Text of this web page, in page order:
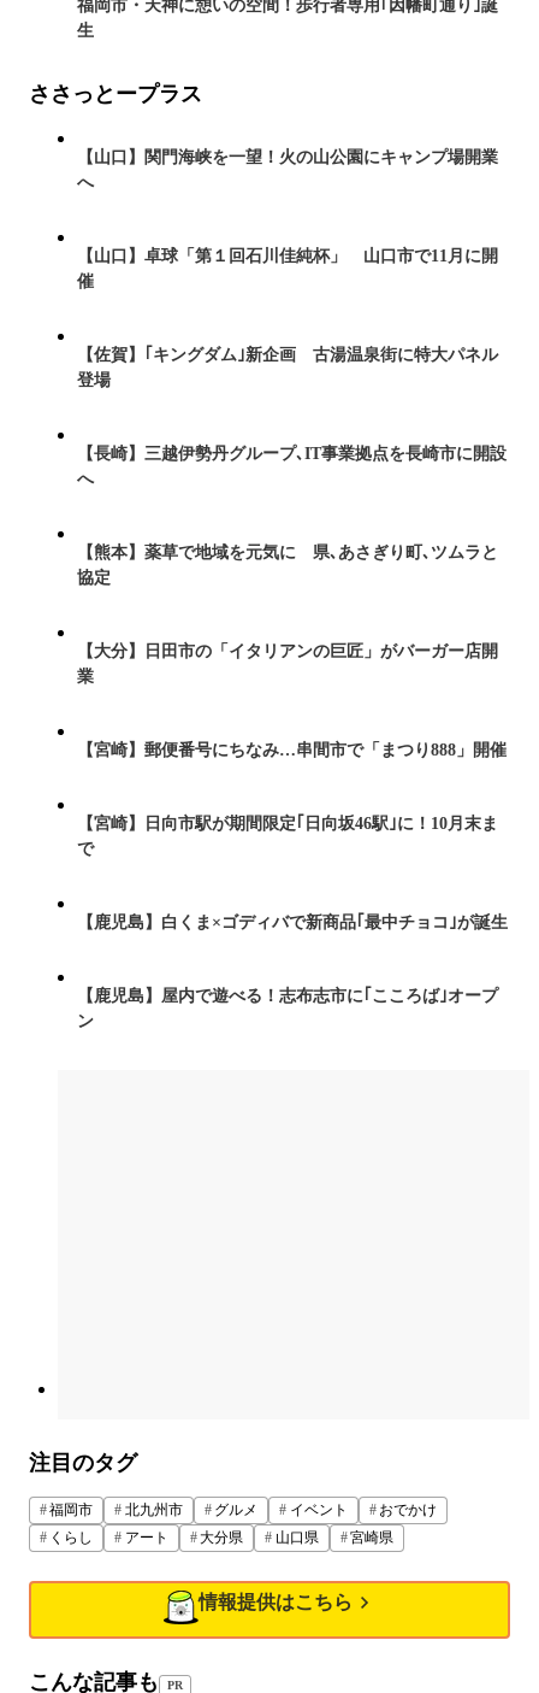
福岡市・天神に憩いの空間！歩行者専用｢因幡町通り｣誕
生
ささっとープラス
【山口】関門海峡を一望！火の山公園にキャンプ場開業
へ
【山口】卓球「第１回石川佳純杯」 山口市で11月に開
催
【佐賀】｢キングダム｣新企画 古湯温泉街に特大パネル
登場
【長崎】三越伊勢丹グループ､IT事業拠点を長崎市に開設
へ
【熊本】薬草で地域を元気に 県､あさぎり町､ツムラと
協定
【大分】日田市の「イタリアンの巨匠」がバーガー店開
業
【宮崎】郵便番号にちなみ…串間市で「まつり888」開催
【宮崎】日向市駅が期間限定｢日向坂46駅｣に！10月末ま
で
【鹿児島】白くま×ゴディバで新商品｢最中チョコ｣が誕生
【鹿児島】屋内で遊べる！志布志市に｢こころば｣オープ
ン
注目のタグ
福岡市 北九州市 グルメ イベント
おでかけ
くらし
アート 大分県 山口県 宮崎県
情報提供はこちら
こんな記事も PR